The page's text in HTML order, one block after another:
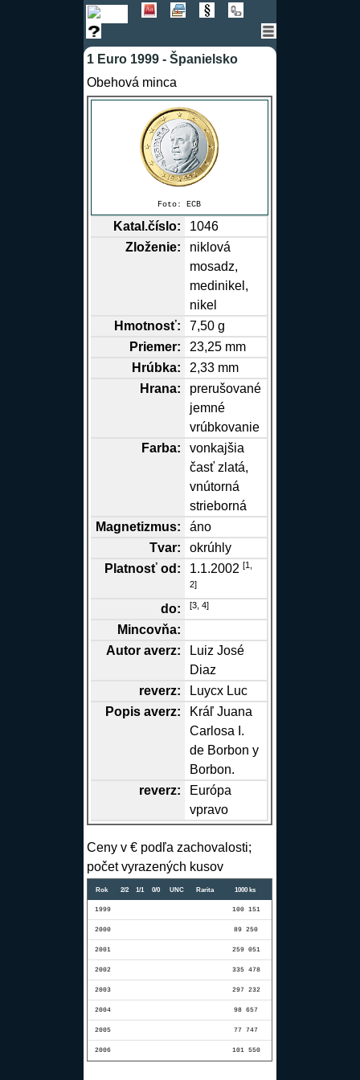
1 Euro 1999 - Španielsko
Obehová minca
Foto: ECB
Katal.číslo:
1046
Zloženie:
niklová
mosadz,
medinikel,
nikel
Hmotnosť:
7,50 g
Priemer:
23,25 mm
Hrúbka:
2,33 mm
Hrana:
prerušované
jemné
vrúbkovanie
Farba:
vonkajšia
časť zlatá,
vnútorná
strieborná
Magnetizmus:
áno
Tvar:
okrúhly
Platnosť od:
1.1.2002[1,
2]
do: [3, 4]
Mincovňa:
Autor averz:
Luiz José
Diaz
reverz:
Luycx Luc
Popis averz:
Kráľ Juana
Carlosa I.
de Borbon y
Borbon.
reverz:
Európa
vpravo
Ceny v € podľa zachovalosti;
počet vyrazených kusov
Rok 2/2 1/1 0/0 UNC Rarita 1000 ks
1999 100 151
2000 89 250
2001 259 051
2002 335 478
2003 297 232
2004 98 657
2005 77 747
2006 101 550